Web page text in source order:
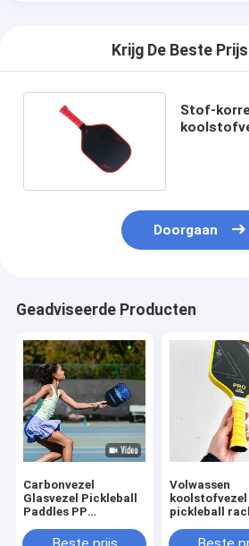
Krijg De Beste
Stof-
Doorgaan
Geadviseerde Producten
Carbonvezel
Glasvezel Pickleball
Paddles PP
Bedrukte Paddle Set
Volwassen
koolstofvezel
pickleball
pickleball